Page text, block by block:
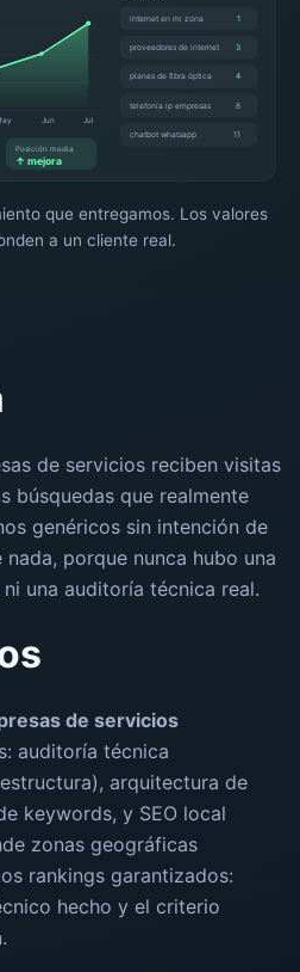
Jun Jul
Posición media
↑ mejora
internet en mi zona 1
proveedores de internet 3
planes de fibra óptica 4
telefonía ip empresas 8
chatbot whatsapp 11
que entregamos. Los valores
a un cliente real.
de servicios reciben visitas
búsquedas que realmente
genéricos sin intención de
porque nunca hubo una
una auditoría técnica real.
de servicios
auditoría técnica
arquitectura de
keywords, y SEO local
zonas geográficas
rankings garantizados:
hecho y el criterio